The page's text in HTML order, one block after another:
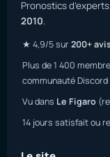
Pronostics d’experts
2010.
★ 4,9/5 sur200+
Plus de 1 400
communauté Discord
Vu dans Le Figaro
14 jours satisfait ou